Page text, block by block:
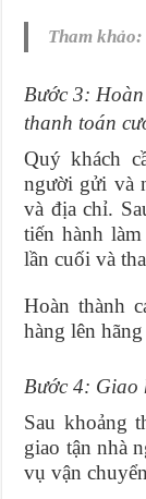
Tham
Bước 3:
thanh toán
Quý khách
người gửi và
và địa chỉ.
tiến hành
lần cuối và
Hoàn thành
hàng lên
Bước 4: Giao
Sau khoảng
giao tận nhà
vụ vận